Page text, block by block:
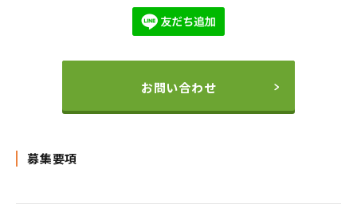
お問い合わせ
募集要項